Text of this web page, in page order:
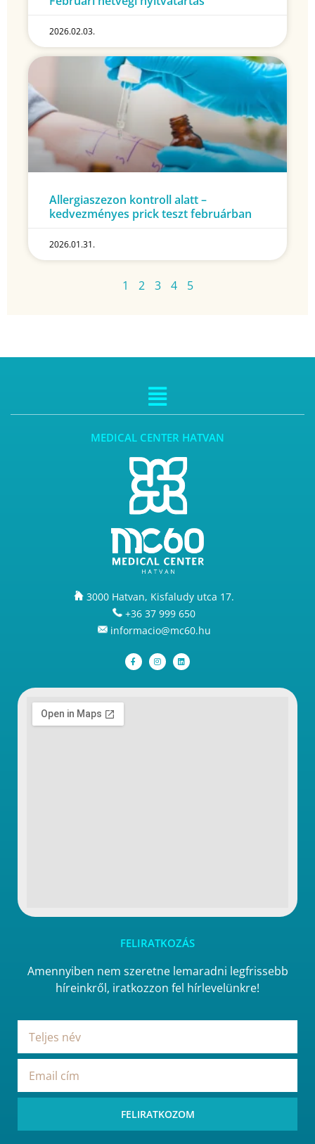
2026.02.03.
Allergiaszezon kontroll alatt –
kedvezményes prick teszt februárban
2026.01.31.
1 2 3 4 5
MEDICAL CENTER HATVAN
3000 Hatvan, Kisfaludy utca 17.
+36 37 999 650
informacio@mc60.hu
FELIRATKOZÁS
Amennyiben nem szeretne lemaradni legfrissebb
híreinkről, iratkozzon fel hírlevelünkre!
FELIRATKOZOM